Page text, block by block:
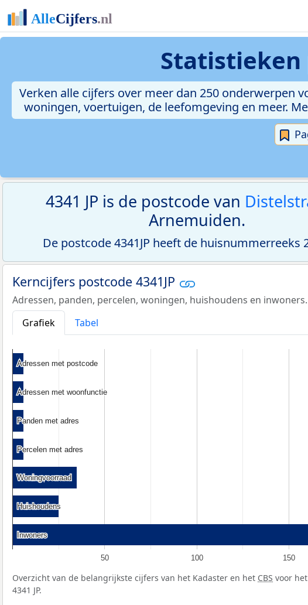
Statistieken
Verken alle cijfers over meer dan 250 onderwerpen
woningen, voertuigen, de leefomgeving en meer.
4341 JP is de postcode van
Arnemuiden.
De postcode 4341JP heeft de huisnummerreeks
Kerncijfers postcode 4341JP
Adressen, panden, percelen, woningen, huishoudens en inwoners.
Grafiek
Tabel
50 100 150
Adressen met postcode
Adressen met postcode
Adressen met woonfunctie
Adressen met woonfunctie
Panden met adres
Panden met adres
Percelen met adres
Percelen met adres
Woningvoorraad
Woningvoorraad
Huishoudens
Huishoudens
Inwoners
Inwoners
Overzicht van de belangrijkste cijfers van het Kadaster en het CBS voor
4341 JP.